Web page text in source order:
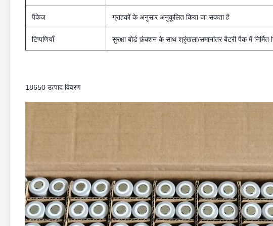
पैकेज ग्राहकों के अनुसार अनुकूलित किया जा सकता है
टिप्पणियाँ सुरक्षा बोर्ड फ़ंक्शन के साथ श्रृंखला/समानांतर बैटरी पैक में निर्मित
18650 उत्पाद विवरण